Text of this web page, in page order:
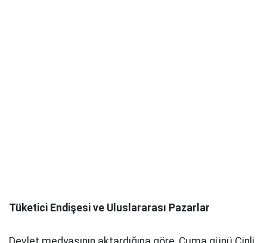
Tüketici Endişesi ve Uluslararası Pazarlar